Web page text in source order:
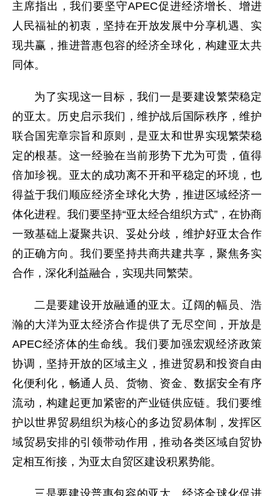
主席指出，我们要坚守APEC促进经济增长、增进
人民福祉的初衷，坚持在开放发展中分享机遇、实
现共赢，推进普惠包容的经济全球化，构建亚太共
同体。
为了实现这一目标，我们一是要建设繁荣稳定
的亚太。历史启示我们，维护战后国际秩序，维护
联合国宪章宗旨和原则，是亚太和世界实现繁荣稳
定的根基。这一经验在当前形势下尤为可贵，值得
倍加珍视。亚太的成功离不开和平稳定的环境，也
得益于我们顺应经济全球化大势，推进区域经济一
体化进程。我们要坚持“亚太经合组织方式”，在协商
一致基础上凝聚共识、妥处分歧，维护好亚太合作
的正确方向。我们要坚持共商共建共享，聚焦务实
合作，深化利益融合，实现共同繁荣。
二是要建设开放融通的亚太。辽阔的幅员、浩
瀚的大洋为亚太经济合作提供了无尽空间，开放是
APEC经济体的生命线。我们要加强宏观经济政策
协调，坚持开放的区域主义，推进贸易和投资自由
化便利化，畅通人员、货物、资金、数据安全有序
流动，构建起更加紧密的产业链供应链。我们要维
护以世界贸易组织为核心的多边贸易体制，发挥区
域贸易安排的引领带动作用，推动各类区域自贸协
定相互衔接，为亚太自贸区建设积累势能。
三是要建设普惠包容的亚太。经济全球化促进